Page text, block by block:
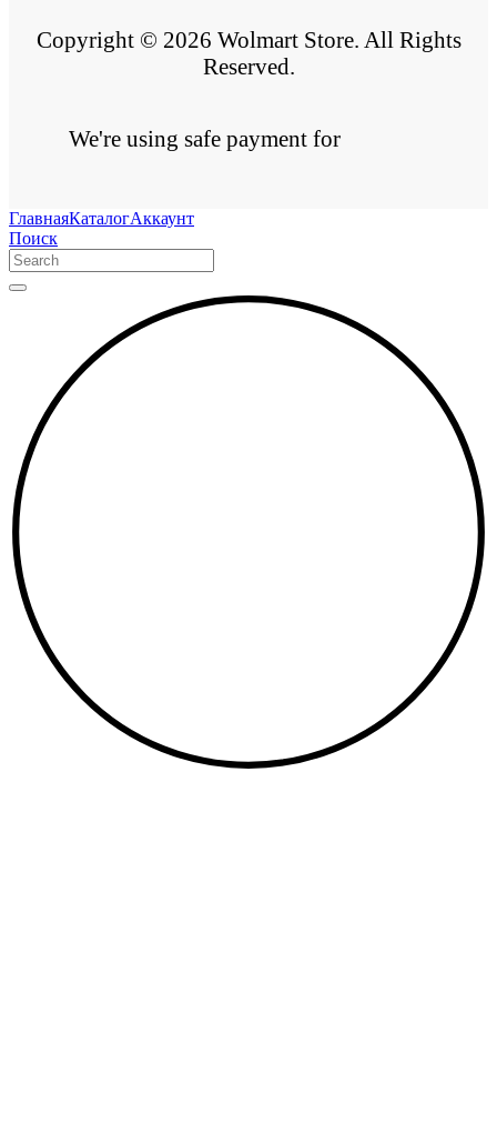
Copyright © 2026 Wolmart Store. All Rights
Reserved.
We're using safe payment for
ГлавнаяКаталогАккаунт
Поиск